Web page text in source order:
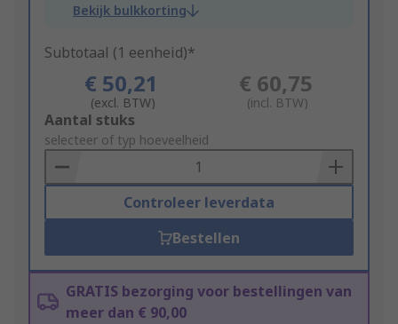
Bekijk bulkkorting
Subtotaal (1 eenheid)*
€ 50,21
(excl. BTW)
€ 60,75
(incl. BTW)
Add
to
Basket
Aantal stuks
selecteer of typ hoeveelheid
Controleer leverdata
Bestellen
GRATIS bezorging voor bestellingen van
meer dan € 90,00